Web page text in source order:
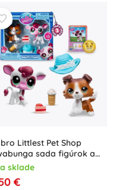
Littlest Pet Shop
sada figúrok a
sklade
€